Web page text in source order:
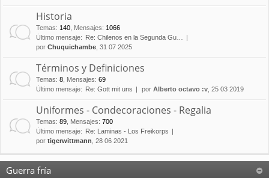
Historia
Temas: 140 Mensajes: 1066
Último mensaje:
Re: Chilenos en la Segunda Gu…
por Chuquichambe , 31 07 2025
Términos y Definiciones
Temas: 8 Mensajes: 69
Último mensaje:
Re: Gott mit uns por Alberto octavo :v , 25 03 2019
Uniformes - Condecoraciones - Regalia
Temas: 89 Mensajes: 700
Último mensaje:
Re: Laminas - Los Freikorps
por tigerwittmann , 28 06 2021
Guerra fría